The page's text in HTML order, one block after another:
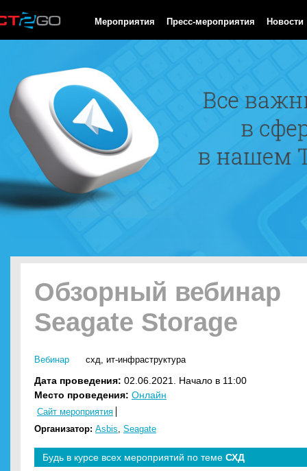
Мероприятия Пресс-мероприятия Новости
Обзорный вебинар
Seagate Storage
Вебинар схд, ит-инфраструктура
Дата проведения: 02.06.2021. Начало в 11:00
Место проведения: Онлайн
Сайт мероприятия
Организатор: Asbis, Seagate
Будь в курсе всех мероприятий по теме СХД